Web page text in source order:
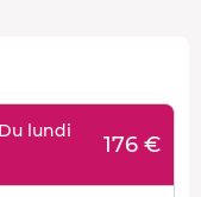
lundi
176 €